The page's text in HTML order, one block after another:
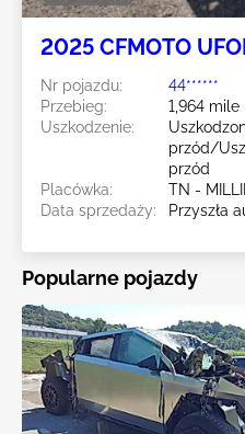
2025 CFMOTO
Nr pojazdu:
44******
Przebieg:
1,964 mile
Uszkodzenie:
przód/
przód
Placówka:
TN -
Data sprzedaży:
Przyszła
Popularne pojazdy